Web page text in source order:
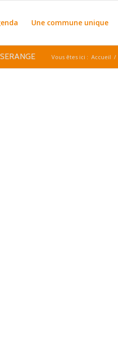
Une commune unique
Vous êtes ici : Accueil /